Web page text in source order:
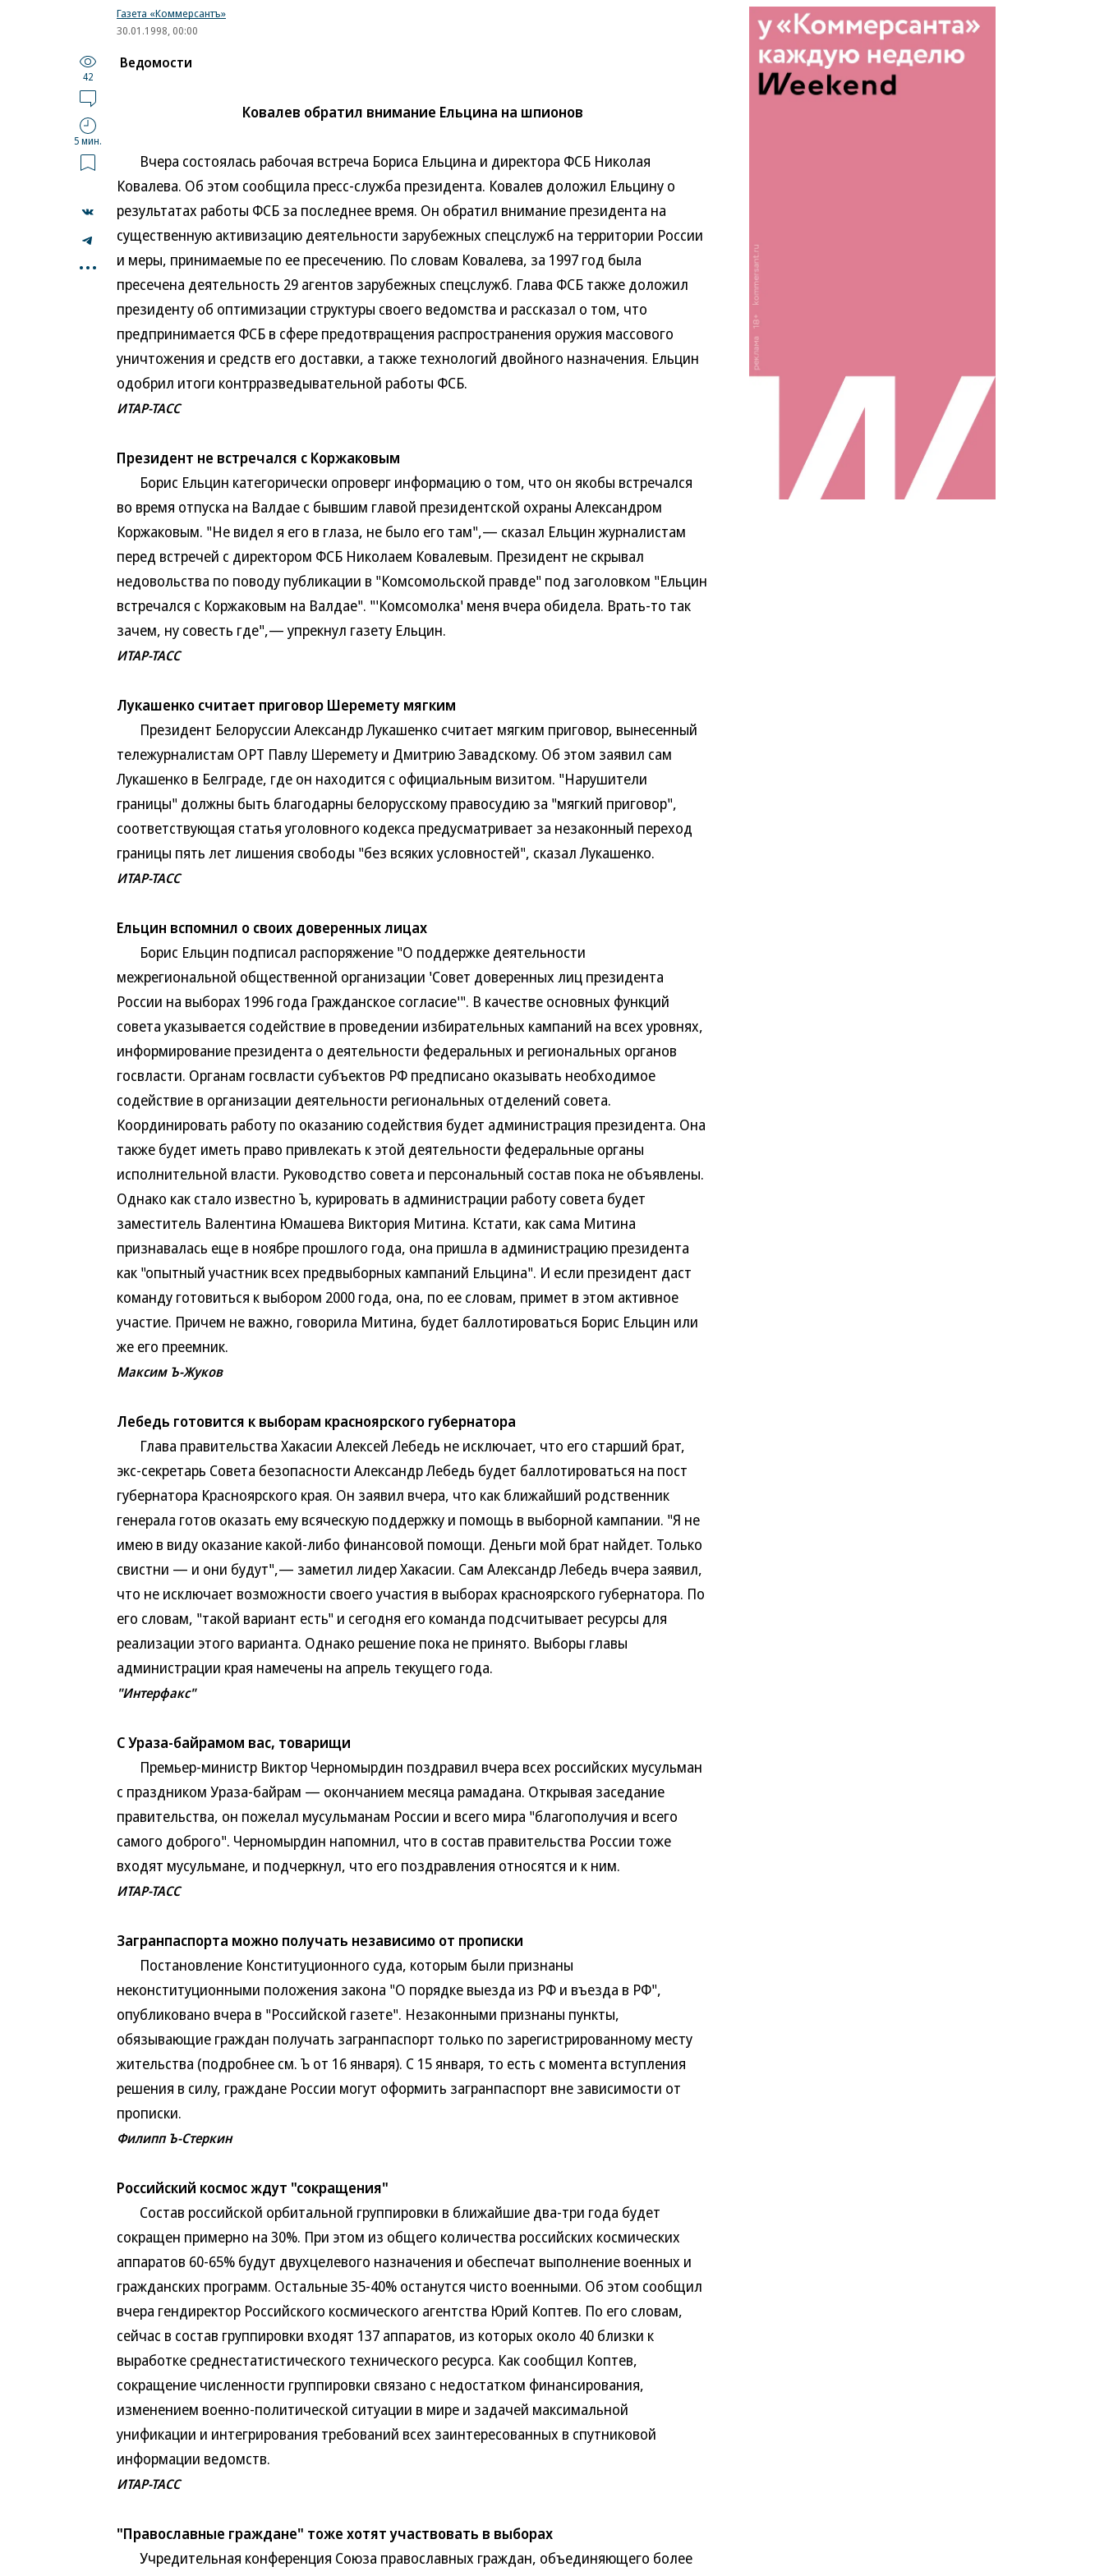
Газета «Коммерсантъ»
30.01.1998, 00:00
42
5 мин.
...
Ведомости
Ковалев обратил внимание Ельцина на шпионов
Вчера состоялась рабочая встреча Бориса Ельцина и директора ФСБ Николая
Ковалева. Об этом сообщила пресс-служба президента. Ковалев доложил Ельцину о
результатах работы ФСБ за последнее время. Он обратил внимание президента на
существенную активизацию деятельности зарубежных спецслужб на территории России
и меры, принимаемые по ее пресечению. По словам Ковалева, за 1997 год была
пресечена деятельность 29 агентов зарубежных спецслужб. Глава ФСБ также доложил
президенту об оптимизации структуры своего ведомства и рассказал о том, что
предпринимается ФСБ в сфере предотвращения распространения оружия массового
уничтожения и средств его доставки, а также технологий двойного назначения. Ельцин
одобрил итоги контрразведывательной работы ФСБ.
ИТАР-ТАСС
Президент не встречался с Коржаковым
Борис Ельцин категорически опроверг информацию о том, что он якобы встречался
во время отпуска на Валдае с бывшим главой президентской охраны Александром
Коржаковым. "Не видел я его в глаза, не было его там",— сказал Ельцин журналистам
перед встречей с директором ФСБ Николаем Ковалевым. Президент не скрывал
недовольства по поводу публикации в "Комсомольской правде" под заголовком "Ельцин
встречался с Коржаковым на Валдае". "'Комсомолка' меня вчера обидела. Врать-то так
зачем, ну совесть где",— упрекнул газету Ельцин.
ИТАР-ТАСС
Лукашенко считает приговор Шеремету мягким
Президент Белоруссии Александр Лукашенко считает мягким приговор, вынесенный
тележурналистам ОРТ Павлу Шеремету и Дмитрию Завадскому. Об этом заявил сам
Лукашенко в Белграде, где он находится с официальным визитом. "Нарушители
границы" должны быть благодарны белорусскому правосудию за "мягкий приговор",
соответствующая статья уголовного кодекса предусматривает за незаконный переход
границы пять лет лишения свободы "без всяких условностей", сказал Лукашенко.
ИТАР-ТАСС
Ельцин вспомнил о своих доверенных лицах
Борис Ельцин подписал распоряжение "О поддержке деятельности
межрегиональной общественной организации 'Совет доверенных лиц президента
России на выборах 1996 года Гражданское согласие'". В качестве основных функций
совета указывается содействие в проведении избирательных кампаний на всех уровнях,
информирование президента о деятельности федеральных и региональных органов
госвласти. Органам госвласти субъектов РФ предписано оказывать необходимое
содействие в организации деятельности региональных отделений совета.
Координировать работу по оказанию содействия будет администрация президента. Она
также будет иметь право привлекать к этой деятельности федеральные органы
исполнительной власти. Руководство совета и персональный состав пока не объявлены.
Однако как стало известно Ъ, курировать в администрации работу совета будет
заместитель Валентина Юмашева Виктория Митина. Кстати, как сама Митина
признавалась еще в ноябре прошлого года, она пришла в администрацию президента
как "опытный участник всех предвыборных кампаний Ельцина". И если президент даст
команду готовиться к выбором 2000 года, она, по ее словам, примет в этом активное
участие. Причем не важно, говорила Митина, будет баллотироваться Борис Ельцин или
же его преемник.
Максим Ъ-Жуков
Лебедь готовится к выборам красноярского губернатора
Глава правительства Хакасии Алексей Лебедь не исключает, что его старший брат,
экс-секретарь Совета безопасности Александр Лебедь будет баллотироваться на пост
губернатора Красноярского края. Он заявил вчера, что как ближайший родственник
генерала готов оказать ему всяческую поддержку и помощь в выборной кампании. "Я не
имею в виду оказание какой-либо финансовой помощи. Деньги мой брат найдет. Только
свистни — и они будут",— заметил лидер Хакасии. Сам Александр Лебедь вчера заявил,
что не исключает возможности своего участия в выборах красноярского губернатора. По
его словам, "такой вариант есть" и сегодня его команда подсчитывает ресурсы для
реализации этого варианта. Однако решение пока не принято. Выборы главы
администрации края намечены на апрель текущего года.
"Интерфакс"
С Ураза-байрамом вас, товарищи
Премьер-министр Виктор Черномырдин поздравил вчера всех российских мусульман
с праздником Ураза-байрам — окончанием месяца рамадана. Открывая заседание
правительства, он пожелал мусульманам России и всего мира "благополучия и всего
самого доброго". Черномырдин напомнил, что в состав правительства России тоже
входят мусульмане, и подчеркнул, что его поздравления относятся и к ним.
ИТАР-ТАСС
Загранпаспорта можно получать независимо от прописки
Постановление Конституционного суда, которым были признаны
неконституционными положения закона "О порядке выезда из РФ и въезда в РФ",
опубликовано вчера в "Российской газете". Незаконными признаны пункты,
обязывающие граждан получать загранпаспорт только по зарегистрированному месту
жительства (подробнее см. Ъ от 16 января). С 15 января, то есть с момента вступления
решения в силу, граждане России могут оформить загранпаспорт вне зависимости от
прописки.
Филипп Ъ-Стеркин
Российский космос ждут "сокращения"
Состав российской орбитальной группировки в ближайшие два-три года будет
сокращен примерно на 30%. При этом из общего количества российских космических
аппаратов 60-65% будут двухцелевого назначения и обеспечат выполнение военных и
гражданских программ. Остальные 35-40% останутся чисто военными. Об этом сообщил
вчера гендиректор Российского космического агентства Юрий Коптев. По его словам,
сейчас в состав группировки входят 137 аппаратов, из которых около 40 близки к
выработке среднестатистического технического ресурса. Как сообщил Коптев,
сокращение численности группировки связано с недостатком финансирования,
изменением военно-политической ситуации в мире и задачей максимальной
унификации и интегрирования требований всех заинтересованных в спутниковой
информации ведомств.
ИТАР-ТАСС
"Православные граждане" тоже хотят участвовать в выборах
Учредительная конференция Союза православных граждан, объединяющего более